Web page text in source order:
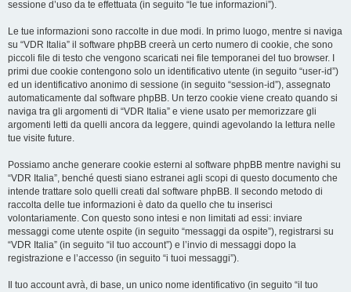
sessione d’uso da te effettuata (in seguito “le tue informazioni”).
Le tue informazioni sono raccolte in due modi. In primo luogo, mentre si naviga
su “VDR Italia” il software phpBB creerà un certo numero di cookie, che sono
piccoli file di testo che vengono scaricati nei file temporanei del tuo browser. I
primi due cookie contengono solo un identificativo utente (in seguito “user-id”)
ed un identificativo anonimo di sessione (in seguito “session-id”), assegnato
automaticamente dal software phpBB. Un terzo cookie viene creato quando si
naviga tra gli argomenti di “VDR Italia” e viene usato per memorizzare gli
argomenti letti da quelli ancora da leggere, quindi agevolando la lettura nelle
tue visite future.
Possiamo anche generare cookie esterni al software phpBB mentre navighi su
“VDR Italia”, benché questi siano estranei agli scopi di questo documento che
intende trattare solo quelli creati dal software phpBB. Il secondo metodo di
raccolta delle tue informazioni è dato da quello che tu inserisci
volontariamente. Con questo sono intesi e non limitati ad essi: inviare
messaggi come utente ospite (in seguito “messaggi da ospite”), registrarsi su
“VDR Italia” (in seguito “il tuo account”) e l’invio di messaggi dopo la
registrazione e l’accesso (in seguito “i tuoi messaggi”).
Il tuo account avrà, di base, un unico nome identificativo (in seguito “il tuo